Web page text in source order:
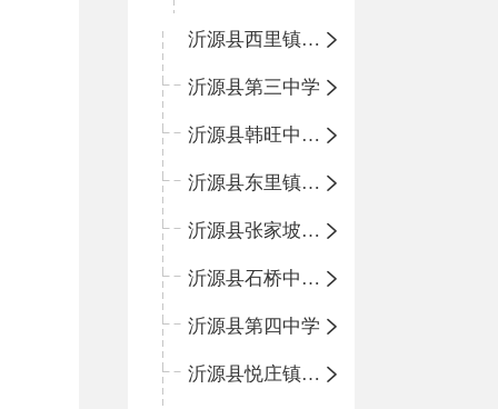
沂源县西里镇团圆小学
沂源县第三中学
沂源县韩旺中心学校
沂源县东里镇中心小学
沂源县张家坡中心学校
沂源县石桥中心学校
沂源县第四中学
沂源县悦庄镇中心小学